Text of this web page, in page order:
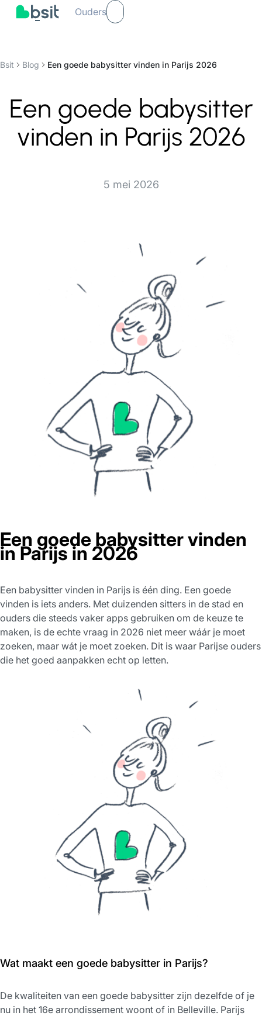
Ouders
Bsit Blog Een goede babysitter vinden in Parijs 2026
Een goede babysitter
vinden in Parijs 2026
5 mei 2026
Een goede babysitter vinden
in Parijs in 2026
Een babysitter vinden in Parijs is één ding. Een goede
vinden is iets anders. Met duizenden sitters in de stad en
ouders die steeds vaker apps gebruiken om de keuze te
maken, is de echte vraag in 2026 niet meer wáár je moet
zoeken, maar wát je moet zoeken. Dit is waar Parijse ouders
die het goed aanpakken echt op letten.
Wat maakt een goede babysitter in Parijs?
De kwaliteiten van een goede babysitter zijn dezelfde of je
nu in het 16e arrondissement woont of in Belleville. Parijs